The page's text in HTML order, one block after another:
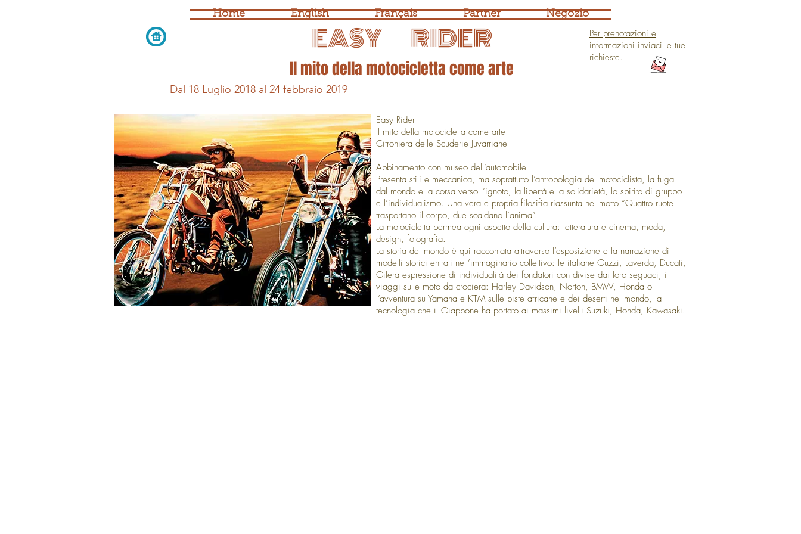
EASY RIDER
Il mito della motocicletta come arte
Renato Guttuso alla GAM Guttuso Arte
rivoluzionaria nel cinquantenario del 68 Visita
Torino Guida Turistica a Torino
Renato Guttuso alla GAM Guttuso
Guided Tour to the GAM Galleria d'Arte
Turin Tourist Guide in Turin
Home English Français Partner Negozio
Per prenotazioni e
informazioni inviaci le tue
richieste.
Dal 18 Luglio 2018 al 24 febbraio 2019
Easy Rider
Il mito della motocicletta come arte
Citroniera delle Scuderie Juvarriane
Abbinamento con museo dell’automobile
Presenta stili e meccanica, ma soprattutto l’antropologia del motociclista, la fuga
dal mondo e la corsa verso l’ignoto, la libertà e la solidarietà, lo spirito di gruppo
e l’individualismo. Una vera e propria filosifia riassunta nel motto “Quattro ruote
trasportano il corpo, due scaldano l‘anima”.
La motocicletta permea ogni aspetto della cultura: letteratura e cinema, moda,
design, fotografia.
La storia del mondo è qui raccontata attraverso l’esposizione e la narrazione di
modelli storici entrati nell’immaginario collettivo: le italiane Guzzi, Laverda, Ducati,
Gilera espressione di individualità dei fondatori con divise dai loro seguaci, i
viaggi sulle moto da crociera: Harley Davidson, Norton, BMW, Honda o
l’avventura su Yamaha e KTM sulle piste africane e dei deserti nel mondo, la
tecnologia che il Giappone ha portato ai massimi livelli Suzuki, Honda, Kawasaki.